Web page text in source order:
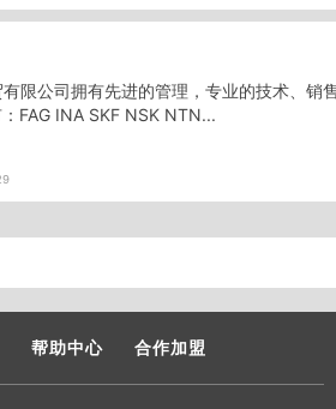
FAG INA SKF NSK NTN...
帮助中心 合作加盟